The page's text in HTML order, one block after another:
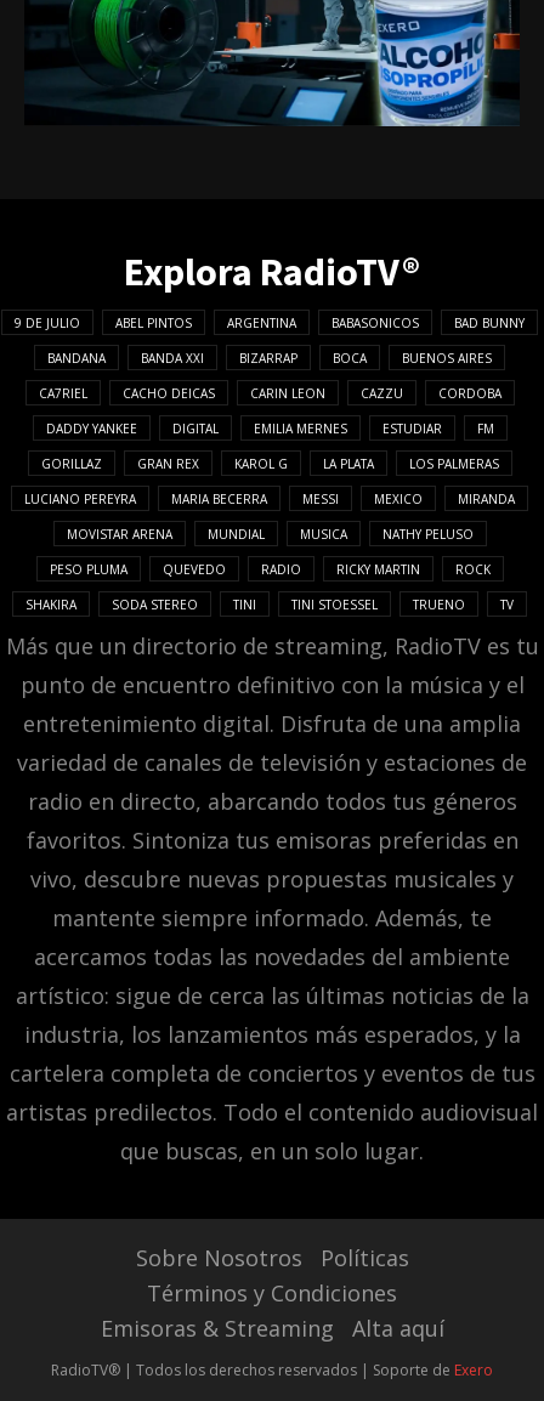
Explora RadioTV®
9 DE JULIO ABEL PINTOS ARGENTINA BABASONICOS BAD BUNNY
BANDANA BANDA XXI BIZARRAP BOCA BUENOS AIRES
CA7RIEL CACHO DEICAS CARIN LEON CAZZU CORDOBA
DADDY YANKEE DIGITAL EMILIA MERNES ESTUDIAR FM
GORILLAZ GRAN REX KAROL G LA PLATA LOS PALMERAS
LUCIANO PEREYRA MARIA BECERRA MESSI MEXICO MIRANDA
MOVISTAR ARENA MUNDIAL MUSICA NATHY PELUSO
PESO PLUMA QUEVEDO RADIO RICKY MARTIN ROCK
SHAKIRA SODA STEREO TINI TINI STOESSEL TRUENO TV
Más que un directorio de streaming, RadioTV es tu
punto de encuentro definitivo con la música y el
entretenimiento digital. Disfruta de una amplia
variedad de canales de televisión y estaciones de
radio en directo, abarcando todos tus géneros
favoritos. Sintoniza tus emisoras preferidas en
vivo, descubre nuevas propuestas musicales y
mantente siempre informado. Además, te
acercamos todas las novedades del ambiente
artístico: sigue de cerca las últimas noticias de la
industria, los lanzamientos más esperados, y la
cartelera completa de conciertos y eventos de tus
artistas predilectos. Todo el contenido audiovisual
que buscas, en un solo lugar.
Sobre Nosotros
Políticas
Términos y Condiciones
Emisoras & Streaming
Alta aquí
RadioTV® | Todos los derechos reservados | Soporte de Exero